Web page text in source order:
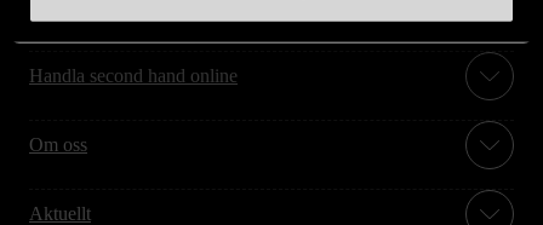
Handla second hand online
Om oss
Aktuellt